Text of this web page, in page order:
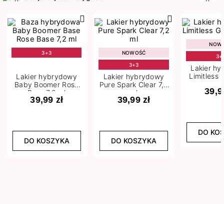
3+3
Lakier hybrydowy
Baby Boomer Rose
Base 7,2 ml
39,99 zł
DO KOSZYKA
NOWOŚĆ
3+3
Lakier hybrydowy
Pure Spark Clear 7,2
ml
39,99 zł
DO KOSZYKA
Lakier
Limitless
DO